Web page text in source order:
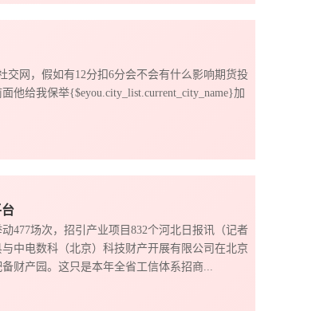
交网，假如有12分扣6分会不会有什么影响期货投
他给我保举{$eyou.city_list.current_city_name}加
477场次，招引产业项目832个河北日报讯（记者
中电数科（北京）科技财产开展有限公司在北京
财产园。这只是本年全省工信体系招商...